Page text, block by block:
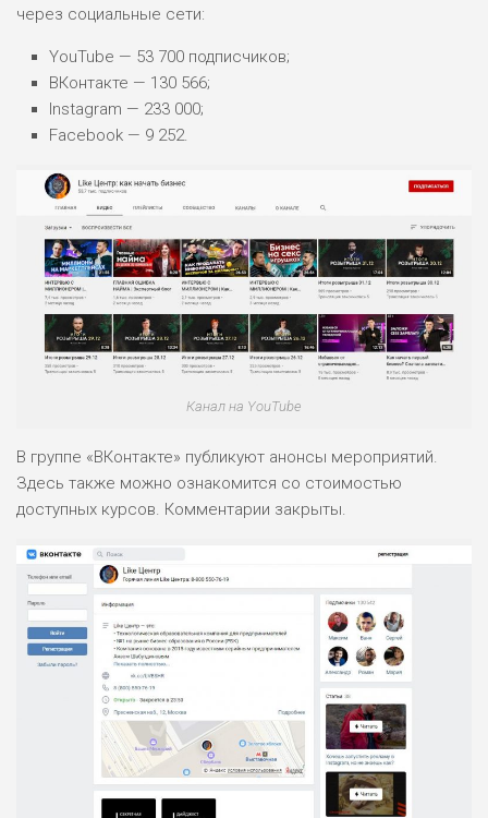
через социальные сети:
YouTube — 53 700 подписчиков;
ВКонтакте — 130 566;
Instagram — 233 000;
Facebook — 9 252.
Канал на YouTube
В группе «ВКонтакте» публикуют анонсы мероприятий.
Здесь также можно ознакомится со стоимостью
доступных курсов. Комментарии закрыты.